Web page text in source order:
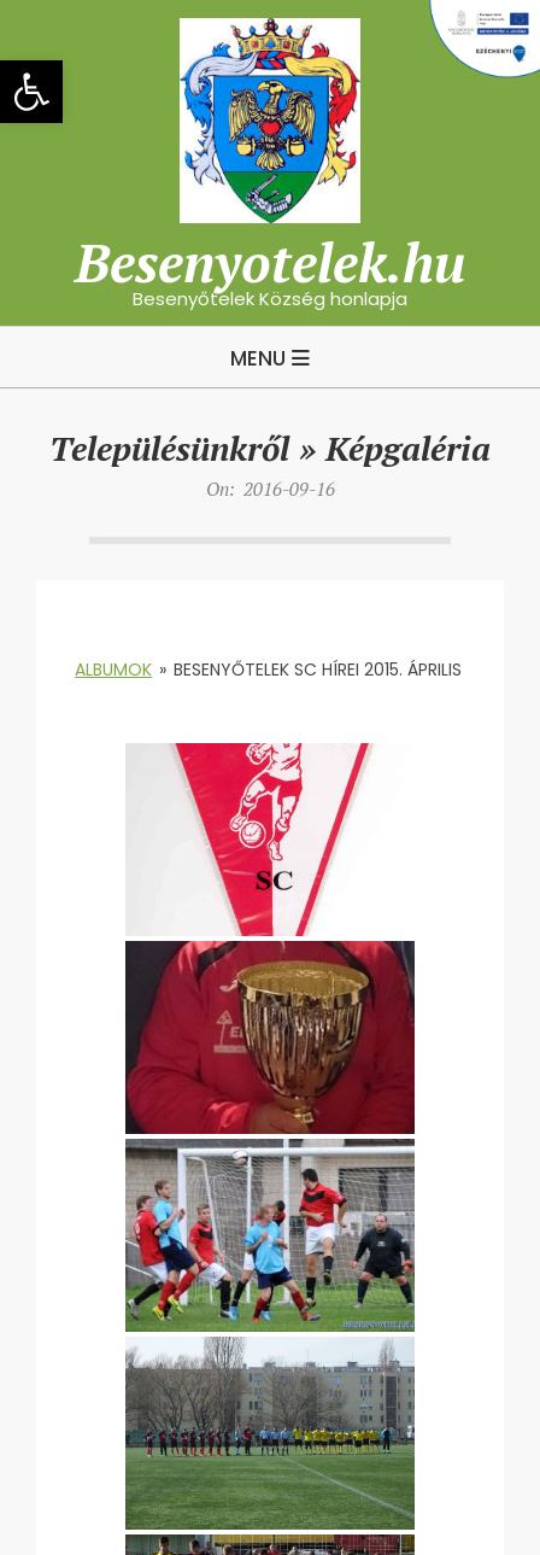
Eszköztár megnyitása
content
Besenyotelek.hu
Besenyőtelek Község honlapja
MENU
Településünkről »Képgaléria
On: 2016-09-16
ALBUMOK » BESENYŐTELEK SC HÍREI 2015. ÁPRILIS